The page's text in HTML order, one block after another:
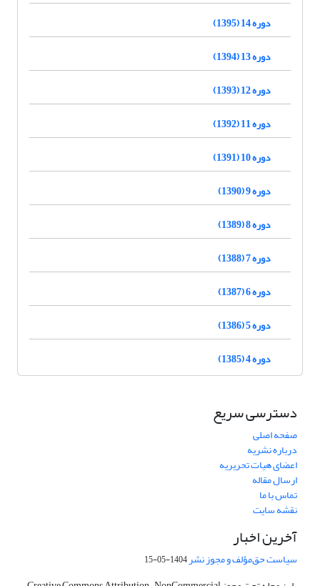
دوره 14 (1395)
دوره 13 (1394)
دوره 12 (1393)
دوره 11 (1392)
دوره 10 (1391)
دوره 9 (1390)
دوره 8 (1389)
دوره 7 (1388)
دوره 6 (1387)
دوره 5 (1386)
دوره 4 (1385)
دسترسی سریع
صفحه اصلی
درباره نشریه
اعضای هیات تحریریه
ارسال مقاله
تماس با ما
نقشه سایت
آخرین اخبار
سیاست حق‌مؤلف و مجوز نشر1404-05-15